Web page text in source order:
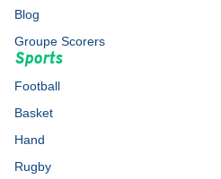
Blog
Groupe Scorers
Sports
Football
Basket
Hand
Rugby